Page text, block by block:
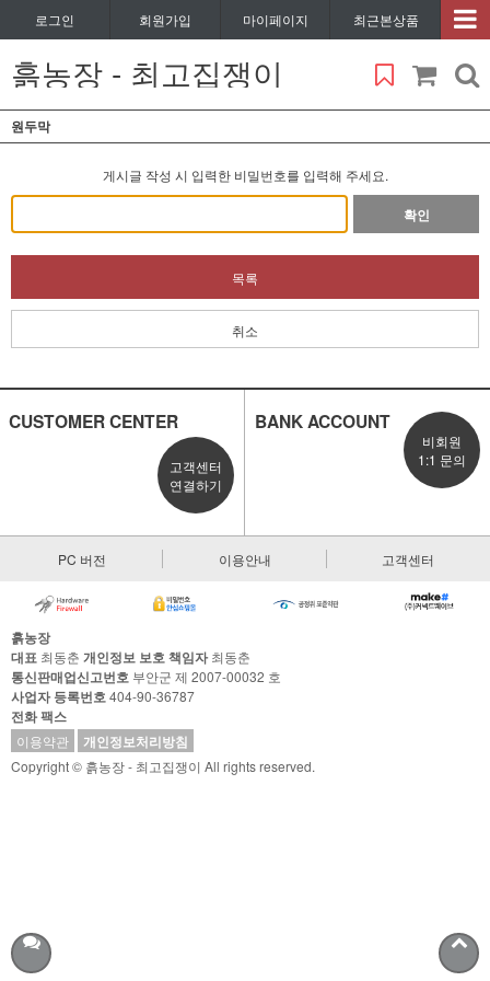
로그인 회원가입 마이페이지 최근본상품
흙농장 - 최고집쟁이
원두막
게시글 작성 시 입력한 비밀번호를 입력해 주세요.
확인
목록
취소
CUSTOMER CENTER
고객센터
연결하기
BANK ACCOUNT
비회원
1:1 문의
PC 버전 이용안내 고객센터
흙농장
대표 최동춘 개인정보 보호 책임자최동춘
통신판매업신고번호 부안군 제 2007-00032 호
사업자 등록번호404-90-36787
전화팩스
이용약관 개인정보처리방침
Copyright © 흙농장 - 최고집쟁이 All rights reserved.